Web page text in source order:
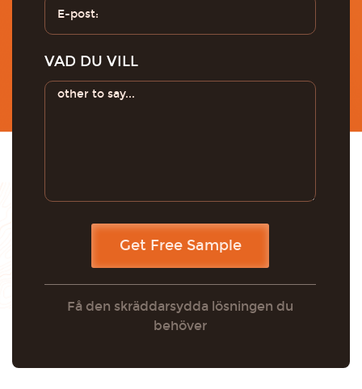
VAD DU VILL
Få den skräddarsydda lösningen du
behöver